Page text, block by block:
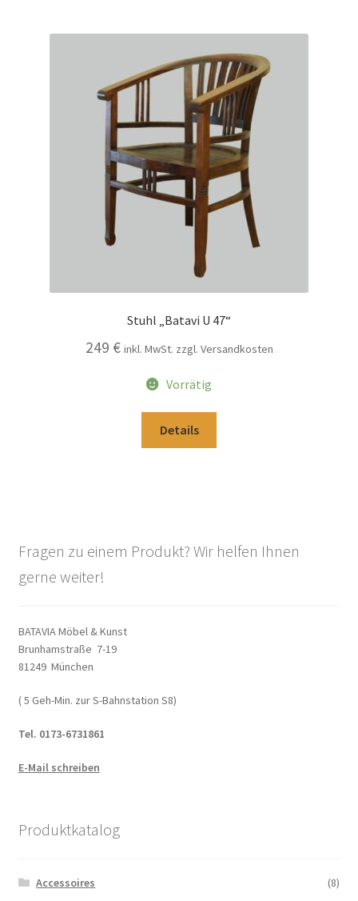
Stuhl „Batavi U 47“
249 € inkl. MwSt. zzgl. Versandkosten
Vorrätig
Details
Fragen zu einem Produkt? Wir helfen Ihnen
gerne weiter!
BATAVIA Möbel & Kunst
Brunhamstraße 7-19
81249 München
( 5 Geh-Min. zur S-Bahnstation S8)
Tel. 0173-6731861
E-Mail schreiben
Produktkatalog
Accessoires (8)